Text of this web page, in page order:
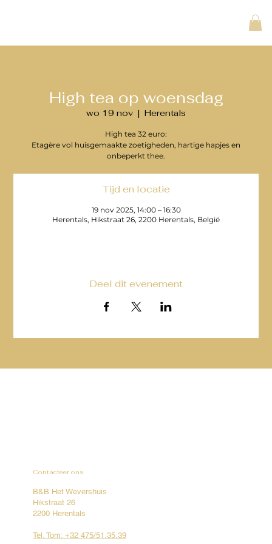
High tea op woensdag
wo 19 nov
  |
Herentals
High tea 32 euro:
Etagère vol huisgemaakte zoetigheden, hartige hapjes en
onbeperkt thee.
Tijd en locatie
19 nov 2025, 14:00 – 16:30
Herentals, Hikstraat 26, 2200 Herentals, België
Deel dit evenement
Contacteer ons
B&B Het Wevershuis
Hikstraat 26
2200 Herentals
Tel. Tom: +32 475/51.35.39